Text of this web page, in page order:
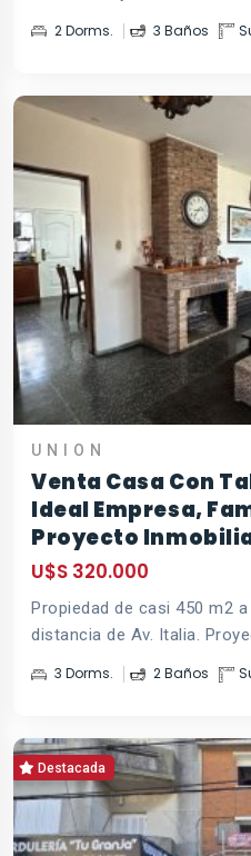
2 Dorms. 3 Baños
UNION
Venta Casa Con
Ideal Empresa,
Proyecto
U$S 320.000
Propiedad de casi 450 m2
distancia de Av. Italia.
3 Dorms. 2 Baños
Destacada